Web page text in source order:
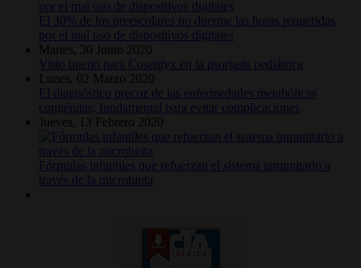
El 30% de los preescolares no duerme las horas requeridas
por el mal uso de dispositivos digitales
Martes, 30 Junio 2020
Visto bueno para Cosentyx en la psoriasis pediátrica
Lunes, 02 Marzo 2020
El diagnóstico precoz de las enfermedades metabólicas
congénitas, fundamental para evitar complicaciones
Jueves, 13 Febrero 2020
Fórmulas infantiles que refuerzan el sistema inmunitario a
través de la microbiota